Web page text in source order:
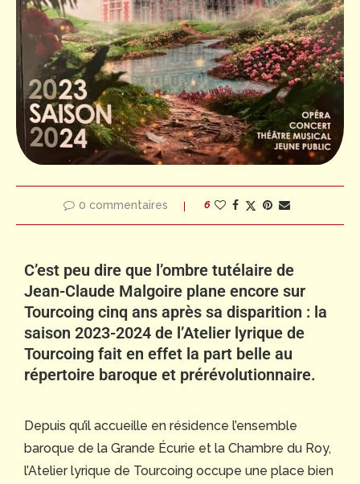
0 commentaires 6
C’est peu dire que l’ombre tutélaire de
Jean-Claude Malgoire plane encore sur
Tourcoing cinq ans après sa disparition : la
saison 2023-2024 de l’Atelier lyrique de
Tourcoing fait en effet la part belle au
répertoire baroque et prérévolutionnaire.
Depuis qu’il accueille en résidence l’ensemble
baroque de la Grande Écurie et la Chambre du Roy,
l’Atelier lyrique de Tourcoing occupe une place bien